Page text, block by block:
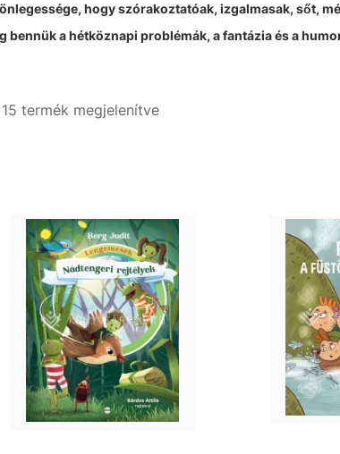
hogy szórakoztatóak, izgalmasak, sőt,
bennük a hétköznapi problémák, a fantázia és a
termék megjelenítve